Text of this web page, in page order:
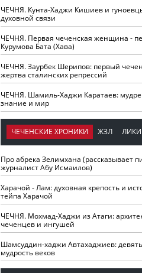
ЧЕЧНЯ. Кунта-Хаджи Кишиев и
духовной связи
ЧЕЧНЯ. Первая чеченская женщина -
Курумова Бата (Хава)
ЧЕЧНЯ. Заурбек Шерипов: первый
жертва сталинских репрессий
ЧЕЧНЯ. Шамиль-Хаджи Каратаев:
знание и мир
ЧЕЧЕНСКИЕ ХРОНИКИ ЖЗЛ
Про абрека Зелимхана (рассказывает
журналист Абу Исмаилов)
Харачой - Лам: духовная крепость и
тейпа Харачой
ЧЕЧНЯ. Мохмад-Хаджи из Атаги:
чеченцев и ингушей
Шамсуддин-хаджи Автахаджиев:
мудрость веков